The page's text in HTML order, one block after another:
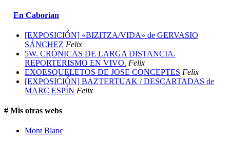
En Caborian
[EXPOSICIÓN] «BIZITZA/VIDA» de GERVASIO
SÁNCHEZ Felix
5W. CRÓNICAS DE LARGA DISTANCIA.
REPORTERISMO EN VIVO. Felix
EXOESQUELETOS DE JOSE CONCEPTES Felix
[EXPOSICIÓN] BAZTERTUAK / DESCARTADAS de
MARC ESPÍN Felix
# Mis otras webs
Mont Blanc